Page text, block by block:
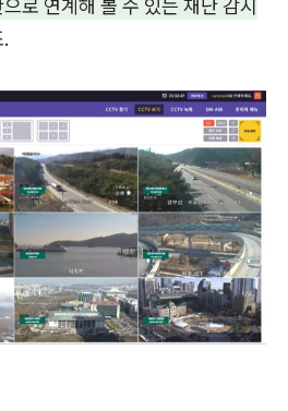
로 연계해 볼 수 있는 재난 감시